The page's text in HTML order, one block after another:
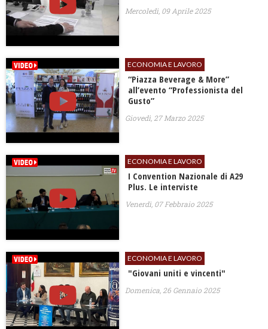
Mercoledì, 09 Aprile 2025
ECONOMIA E LAVORO
“Piazza Beverage & More”
all’evento “Professionista del
Gusto”
Giovedì, 27 Marzo 2025
ECONOMIA E LAVORO
I Convention Nazionale di A29
Plus. Le interviste
Venerdì, 07 Febbraio 2025
ECONOMIA E LAVORO
"Giovani uniti e vincenti"
Domenica, 26 Gennaio 2025